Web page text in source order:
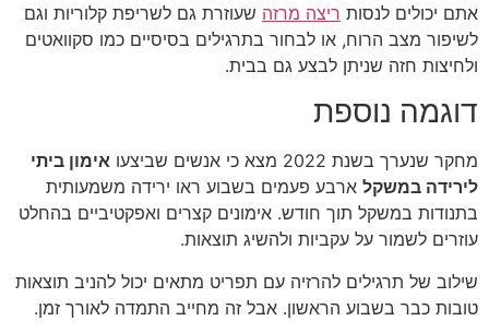
אתם יכולים לנסות ריצה מרזה שעוזרת גם לשריפת קלוריות וגם
לשיפור מצב הרוח, או לבחור בתרגילים בסיסיים כמו סקוואטים
ולחיצות חזה שניתן לבצע גם בבית.
דוגמה נוספת
מחקר שנערך בשנת 2022 מצא כי אנשים שביצעו
אימון ביתי
לירידה במשקל ארבע פעמים בשבוע ראו ירידה משמעותית
בתנודות במשקל תוך חודש. אימונים קצרים ואפקטיביים בהחלט
עוזרים לשמור על עקביות ולהשיג תוצאות.
שילוב של תרגילים להרזיה עם תפריט מתאים יכול להניב תוצאות
טובות כבר בשבוע הראשון. אבל זה מחייב התמדה לאורך זמן.